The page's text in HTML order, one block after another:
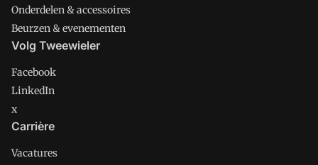
Onderdelen & accessoires
Beurzen & evenementen
Volg Tweewieler
Facebook
LinkedIn
x
Carrière
Vacatures